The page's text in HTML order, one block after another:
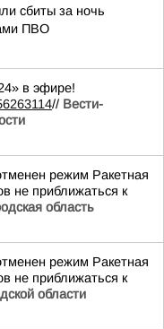
сбиты за ночь
ПВО
в эфире!
// Вести-
режим Ракетная
не приближаться к
область
режим Ракетная
не приближаться к
области